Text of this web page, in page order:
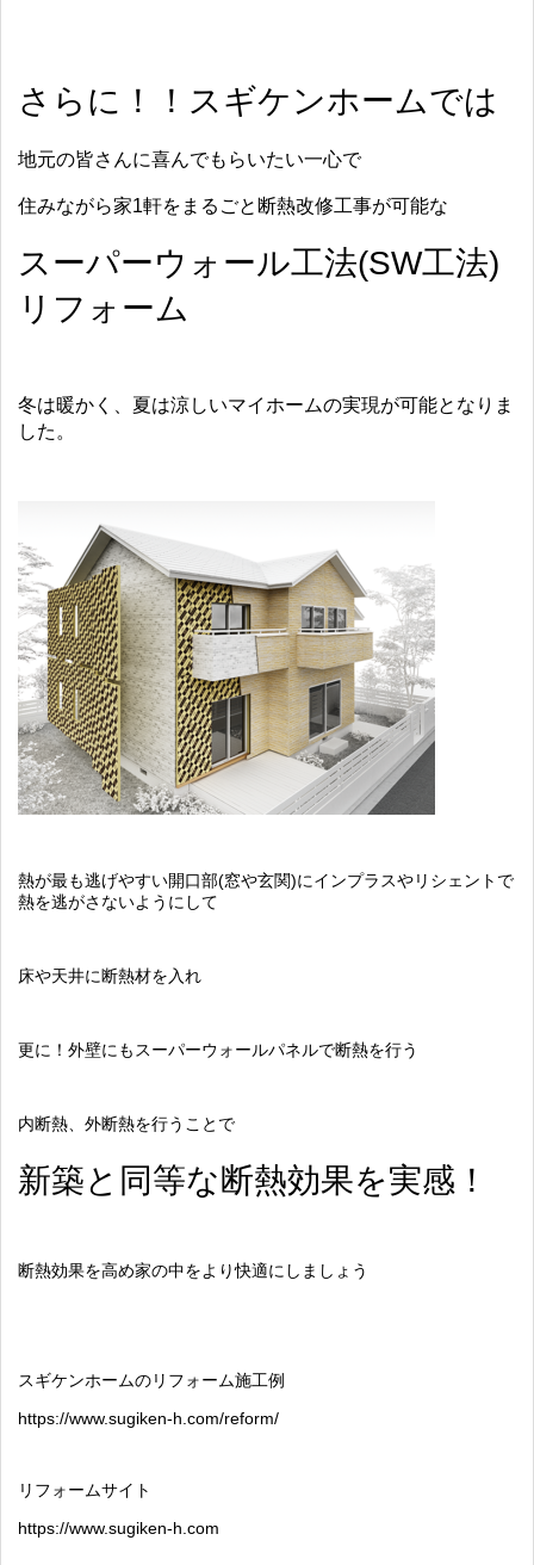
さらに！！スギケンホームでは
地元の皆さんに喜んでもらいたい一心で
住みながら家1軒をまるごと断熱改修工事が可能な
スーパーウォール工法(SW工法)
リフォーム
冬は暖かく、夏は涼しいマイホームの実現が可能となりま
した。
熱が最も逃げやすい開口部(窓や玄関)にインプラスやリシェントで
熱を逃がさないようにして
床や天井に断熱材を入れ
更に！外壁にもスーパーウォールパネルで断熱を行う
内断熱、外断熱を行うことで
新築と同等な断熱効果を実感！
断熱効果を高め家の中をより快適にしましょう
スギケンホームのリフォーム施工例
https://www.sugiken-h.com/reform/
リフォームサイト
https://www.sugiken-h.com